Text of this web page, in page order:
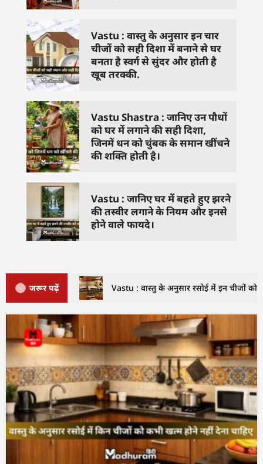
Vastu : वास्तु के अनुसार इन चार
चीजों को सही दिशा में बनाने से घर
बनता है स्वर्ग से सुंदर और होती है
खूब तरक्की.
Vastu Shastra : जानिए उन पौधों
को घर में लगाने की सही दिशा,
जिनमें धन को चुंबक के समान खींचने
की शक्ति होती है।
Vastu : जानिए घर में बहते हुए झरने
की तस्वीर लगाने के नियम और इनसे
होने वाले फायदे।
जरूर पढ़ें Vastu : वास्तु के अनुसार रसोई में इन चीजों को